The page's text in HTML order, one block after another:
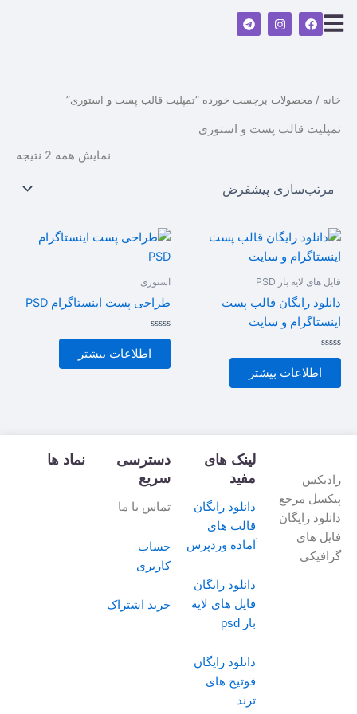
F
a
c
k
I
n
s
a
T
e
l
m خانه / محصولات برچسب خورده “تمپلیت قالب پست و استوری”
تمپلیت قالب پست و استوری
نمایش همه 2 نتیجه
فایل های لایه باز PSD
دانلود رایگان قالب پست
اینستاگرام و سایت
امتیاز
5
اطلاعات بیشتر
استوری
طراحی پست اینستاگرام PSD
امتیاز
5
اطلاعات بیشتر
رادیکس
پیکسل مرجع
دانلود رایگان
فایل های
گرافیکی
لینک های
مفید
دانلود رایگان
قالب های
آماده وردپرس
دانلود رایگان
فایل های لایه
باز psd
دانلود رایگان
فوتیج های
ترند
دسترسی
سریع
تماس با ما
حساب
کاربری
خرید اشتراک
نماد ها